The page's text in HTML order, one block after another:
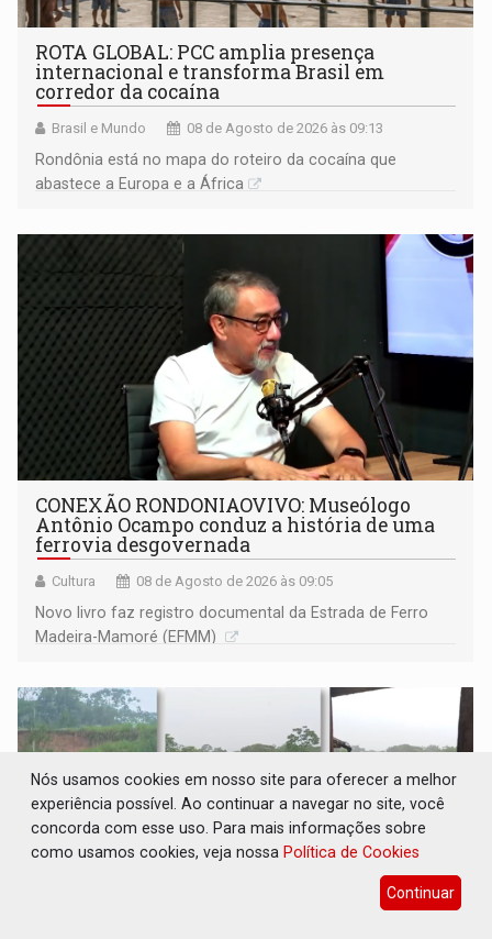
ROTA GLOBAL: PCC amplia presença
internacional e transforma Brasil em
corredor da cocaína
Brasil e Mundo 08 de Agosto de 2026 às 09:13
Rondônia está no mapa do roteiro da cocaína que
abastece a Europa e a África
CONEXÃO RONDONIAOVIVO: Museólogo
Antônio Ocampo conduz a história de uma
ferrovia desgovernada
Cultura 08 de Agosto de 2026 às 09:05
Novo livro faz registro documental da Estrada de Ferro
Madeira-Mamoré (EFMM)
Nós usamos cookies em nosso site para oferecer a melhor
experiência possível. Ao continuar a navegar no site, você
concorda com esse uso. Para mais informações sobre
como usamos cookies, veja nossa Política de Cookies
Continuar